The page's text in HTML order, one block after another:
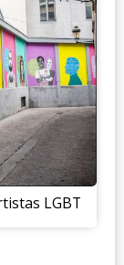
LGBT